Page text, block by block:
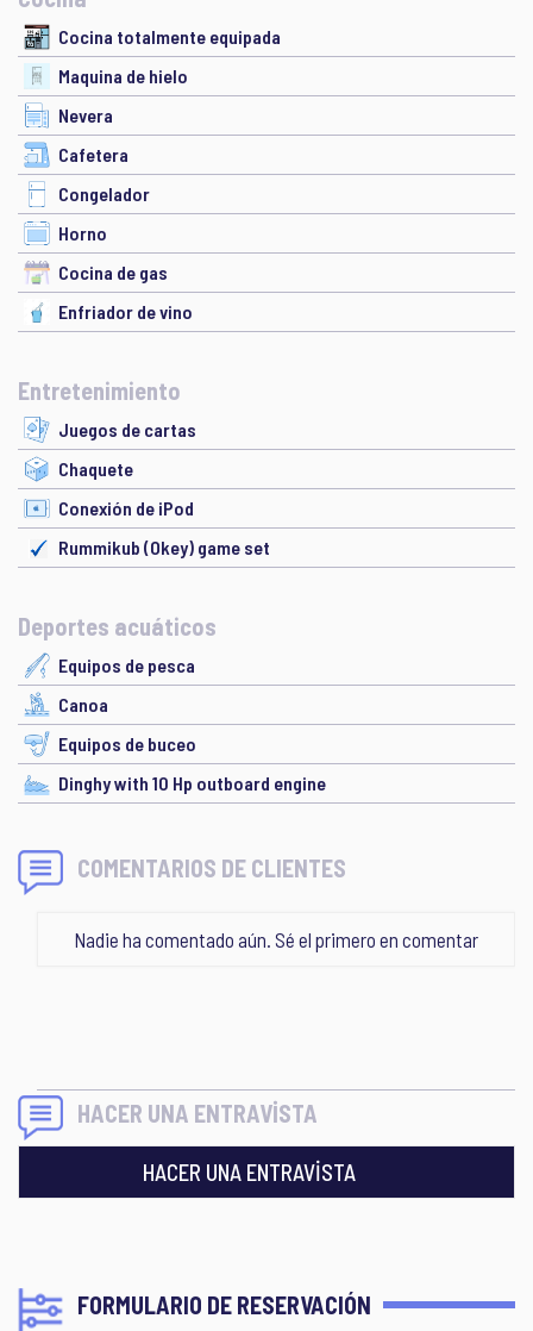
Cocina totalmente equipada
Maquina de hielo
Nevera
Cafetera
Congelador
Horno
Cocina de gas
Enfriador de vino
Entretenimiento
Juegos de cartas
Chaquete
Conexión de iPod
Rummikub (Okey) game set
Deportes acuáticos
Equipos de pesca
Canoa
Equipos de buceo
Dinghy with 10 Hp outboard engine
COMENTARIOS DE CLIENTES
Nadie ha comentado aún. Sé el primero en comentar
HACER UNA ENTRAVİSTA
HACER UNA ENTRAVİSTA
FORMULARIO DE RESERVACIÓN